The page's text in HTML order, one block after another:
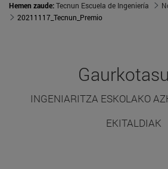
Hemen zaude:Tecnun Escuela de Ingeniería
20211117_Tecnun_Premio
INGENIARITZA ESKOLAKO
EKITALDIAK